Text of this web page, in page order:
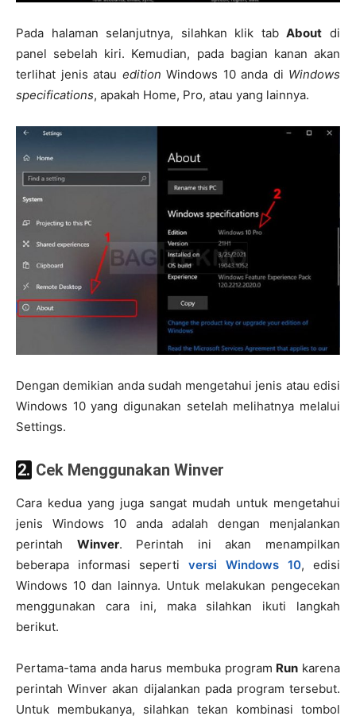
Pada halaman selanjutnya, silahkan klik tabAbout di
panel sebelah kiri. Kemudian, pada bagian kanan akan
terlihat jenis atau edition Windows 10 anda di Windows
specifications, apakah Home, Pro, atau yang lainnya.
Dengan demikian anda sudah mengetahui jenis atau edisi
Windows 10 yang digunakan setelah melihatnya melalui
Settings.
2. Cek Menggunakan Winver
Cara kedua yang juga sangat mudah untuk mengetahui
jenis Windows 10 anda adalah dengan menjalankan
perintah Winver. Perintah ini akan menampilkan
beberapa informasi seperti versi Windows 10, edisi
Windows 10 dan lainnya. Untuk melakukan pengecekan
menggunakan cara ini, maka silahkan ikuti langkah
berikut.
Pertama-tama anda harus membuka program Run karena
perintah Winver akan dijalankan pada program tersebut.
Untuk membukanya, silahkan tekan kombinasi tombol